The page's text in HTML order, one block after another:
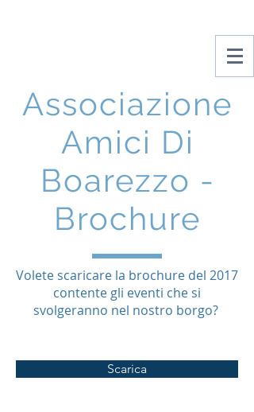
Associazione
Amici Di
Boarezzo -
Brochure
Volete scaricare la brochure del 2017
contente gli eventi che si
svolgeranno nel nostro borgo?
Scarica